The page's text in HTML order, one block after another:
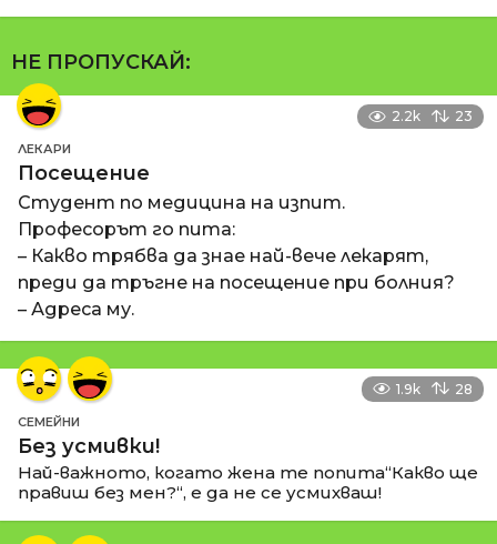
НЕ ПРОПУСКАЙ:
2.2k 23
ЛЕКАРИ
Посещение
Студент по медицина на изпит.
Професорът го пита:
– Какво трябва да знае най-вече лекарят,
преди да тръгне на посещение при болния?
– Адреса му.
1.9k 28
СЕМЕЙНИ
Без усмивки!
Най-важното, когато жена те попита“Какво ще
правиш без мен?“, е да не се усмихваш!